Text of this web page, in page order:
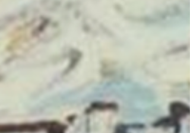
26 de jan. 1 min de leitura
FunFacts- Serigrafias&Afins
Fun Facts | Manuel Baptista
Manuel Baptista foi um artista plástico e
português com uma obra multifacetada
desenvolvida no desenho, na pintura, na
escultura e na instalação, marcada por uma